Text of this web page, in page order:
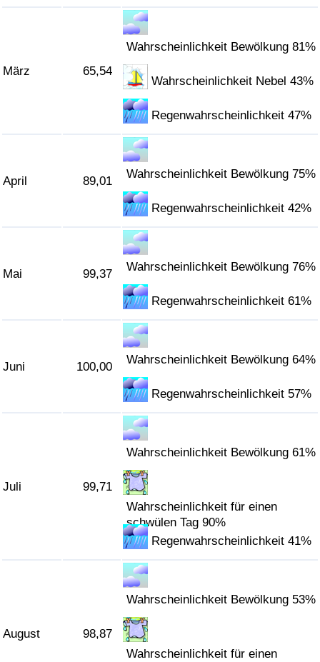
März 65,54
Wahrscheinlichkeit Bewölkung 81%
Wahrscheinlichkeit Nebel 43%
Regenwahrscheinlichkeit 47%
April 89,01
Wahrscheinlichkeit Bewölkung 75%
Regenwahrscheinlichkeit 42%
Mai 99,37
Wahrscheinlichkeit Bewölkung 76%
Regenwahrscheinlichkeit 61%
Juni 100,00
Wahrscheinlichkeit Bewölkung 64%
Regenwahrscheinlichkeit 57%
Juli 99,71
Wahrscheinlichkeit Bewölkung 61%
Wahrscheinlichkeit für einen
schwülen Tag 90%
Regenwahrscheinlichkeit 41%
August 98,87
Wahrscheinlichkeit Bewölkung 53%
Wahrscheinlichkeit für einen